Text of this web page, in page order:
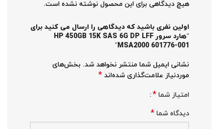
هیچ دیدگاهی برای این محصول نوشته نشده است.
اولین نفری باشید که دیدگاهی را ارسال می کنید برای
“هارد سرور HP 450GB 15K SAS 6G DP LFF
MSA2000 601776-001”
نشانی ایمیل شما منتشر نخواهد شد. بخش‌های
موردنیاز علامت‌گذاری شده‌اند *
امتیاز شما *
دیدگاه شما *